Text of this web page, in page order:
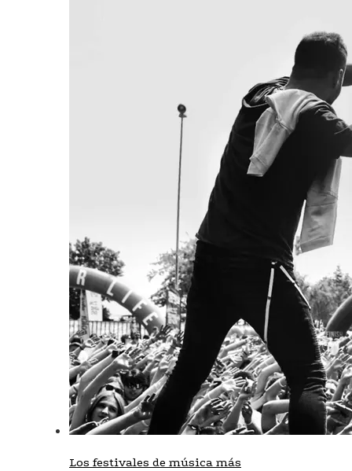
Los festivales de música más